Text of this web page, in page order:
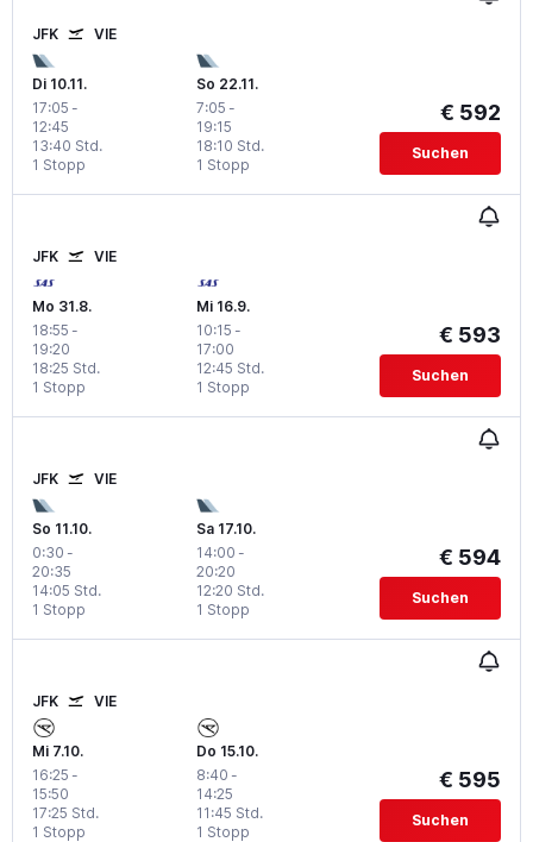
JFK VIE
Di 10.11.
17:05 -
12:45
1 Stopp
13:40 Std.
So 22.11.
7:05 -
19:15
1 Stopp
18:10 Std.
€ 592
Suchen
JFK VIE
Mo 31.8.
18:55 -
19:20
1 Stopp
18:25 Std.
Mi 16.9.
10:15 -
17:00
1 Stopp
12:45 Std.
€ 593
Suchen
JFK VIE
So 11.10.
0:30 -
20:35
1 Stopp
14:05 Std.
Sa 17.10.
14:00 -
20:20
1 Stopp
12:20 Std.
€ 594
Suchen
JFK VIE
Mi 7.10.
16:25 -
15:50
1 Stopp
17:25 Std.
Do 15.10.
8:40 -
14:25
1 Stopp
11:45 Std.
€ 595
Suchen